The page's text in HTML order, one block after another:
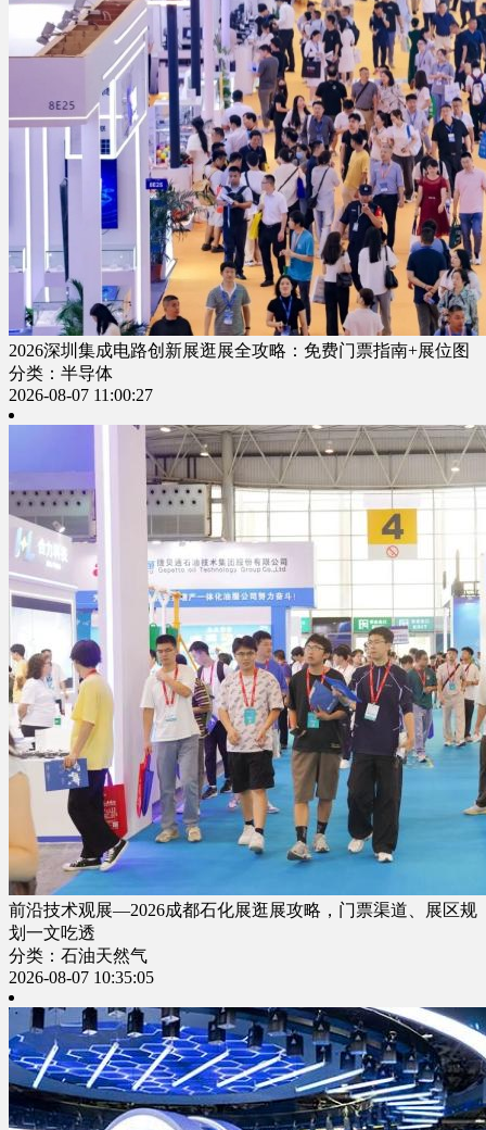
2026深圳集成电路创新展逛展全攻略：免费门票指南+展位图
分类：半导体
2026-08-07 11:00:27
前沿技术观展—2026成都石化展逛展攻略，门票渠道、展区规
划一文吃透
分类：石油天然气
2026-08-07 10:35:05